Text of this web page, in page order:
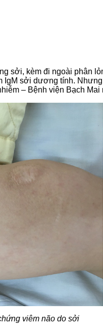
sởi, kèm đi ngoài phân
sởi dương tính.
– Bệnh viện Bạch Mai
viêm não do sởi